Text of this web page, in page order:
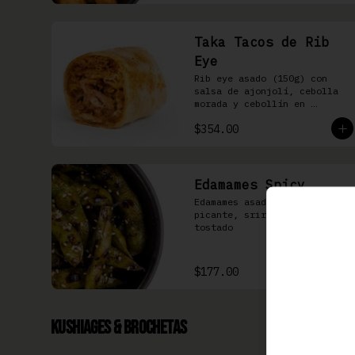
Taka Tacos de Rib
Eye
Rib eye asado (150g) con
salsa de ajonjolí, cebolla
morada y cebollín en
$354.00
Edamames Spicy
Edamames asados, soya
picante, sriracha & ajonjolí
tostado
$177.00
Kushiages & Brochetas